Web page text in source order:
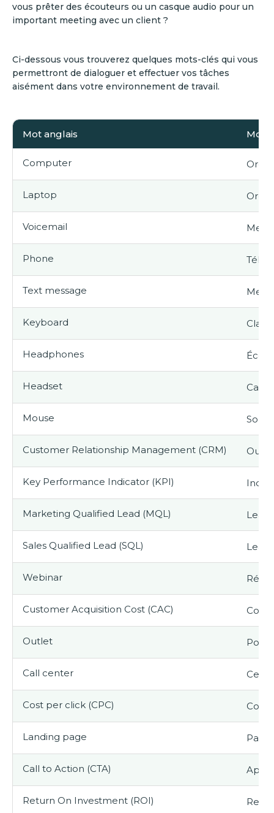
vous prêter des écouteurs ou un casque audio pour un
important meeting avec un client ?
Ci-dessous vous trouverez quelques mots-clés qui vous
permettront de dialoguer et effectuer vos tâches
aisément dans votre environnement de travail.
Mot anglais Mot
Computer
Laptop
Voicemail
Phone
Text message
Keyboard
Headphones
Headset
Mouse Souris
Customer Relationship Management (CRM) Outil
Key Performance Indicator (KPI)
Marketing Qualified Lead (MQL) Lead
Sales Qualified Lead (SQL) Lead
Webinar
Customer Acquisition Cost (CAC) Coût
Outlet Point
Call center
Cost per click (CPC) Coût
Landing page Page
Call to Action (CTA)
Return On Investment (ROI)